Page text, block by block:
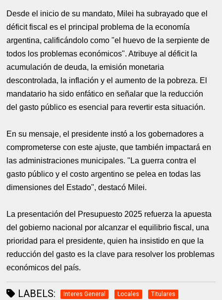
Desde el inicio de su mandato, Milei ha subrayado que el
déficit fiscal es el principal problema de la economía
argentina, calificándolo como "el huevo de la serpiente de
todos los problemas económicos". Atribuye al déficit la
acumulación de deuda, la emisión monetaria
descontrolada, la inflación y el aumento de la pobreza. El
mandatario ha sido enfático en señalar que la reducción
del gasto público es esencial para revertir esta situación.
En su mensaje, el presidente instó a los gobernadores a
comprometerse con este ajuste, que también impactará en
las administraciones municipales. "La guerra contra el
gasto público y el costo argentino se pelea en todas las
dimensiones del Estado", destacó Milei.
La presentación del Presupuesto 2025 refuerza la apuesta
del gobierno nacional por alcanzar el equilibrio fiscal, una
prioridad para el presidente, quien ha insistido en que la
reducción del gasto es la clave para resolver los problemas
económicos del país.
LABELS: Interes General Locales Titulares